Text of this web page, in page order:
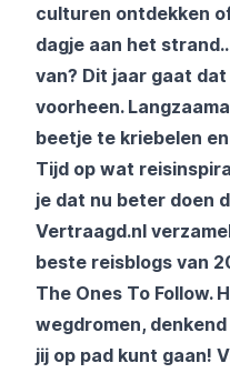
culturen ontdekken
dagje aan het
van? Dit jaar gaat
voorheen.
beetje te kriebelen
Tijd op wat
je dat nu beter doen
Vertraagd.nl
beste reisblogs van
The Ones To Follow.
wegdromen,
jij op pad kunt gaan!